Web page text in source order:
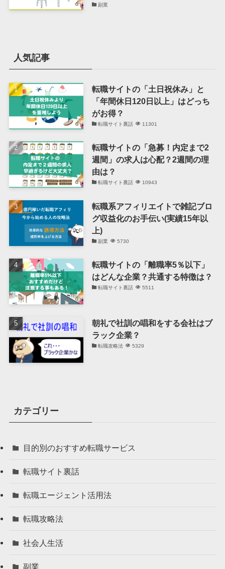
副業
人気記事
転職サイトの「土日祝休み」と
「年間休日120日以上」はどっち
がお得？
転職サイト裏話 11301
転職サイトの「急募！内定まで2
週間」の求人は心配？2週間の理
由は？
転職サイト裏話 10943
転職系アフィリエイトで雑記ブロ
グ収益化のお手伝い(実績15年以
上)
副業 5730
転職サイトの「離職率5％以下」
はどんな企業？共通する特徴は？
転職サイト裏話 5511
朝礼で社訓の唱和をする会社はブ
ラック企業？
転職攻略法 5329
カテゴリー
目的別のおすすめ転職サービス
転職サイト裏話
転職エージェント活用法
転職攻略法
社会人生活
副業